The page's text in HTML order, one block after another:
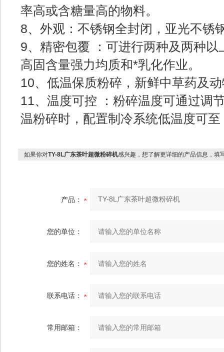
率高或含糖量高的物料。
8、外观：不锈钢全封闭，亚光不锈
9、精密包覆 ：可进行两种及两种
高固含量强力均质和*乳化作业。
10、低温保质粉碎，新鲜中草药及
11、温度可控 ：粉碎温度可通过调
温粉碎时，配置制冷系统低温度可
如果你对TY-8L广东茶叶超微粉碎机感兴趣，想了解更详细的产品信息，填
产品：
您的单位：
您的姓名：
联系电话：
常用邮箱：